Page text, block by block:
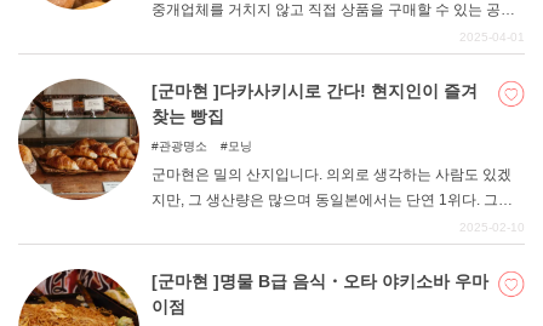
중개업체를 거치지 않고 직접 상품을 구매할 수 있는 공장
직매장. 둘 다 '합리적'이라는 점이 매우 만족스럽다. 군마현
는 과자와 빵에 주목해 소개합니다. 맛있는 것을 저렴하게
많이 구입해 보세요.
2025-04-01
[군마현 ]다카사키시로 간다! 현지인이 즐겨
찾는 빵집
관광명소 모닝
군마현은 밀의 산지입니다. 의외로 생각하는 사람도 있겠
지만, 그 생산량은 많으며 동일본에서는 단연 1위다. 그래
서인지 밀에 대한 애정이 깊고, 소비량도 월등히 많은 편이
도 많다. 명가라고 불리는 가게도 많이 존재합니다. 이번에
는 특히 '다카사키시'에 한정하여 인기 있는 가게를 소개합
2025-02-10
[군마현 ]명물 B급 음식・오타 야키소바 우마
이점